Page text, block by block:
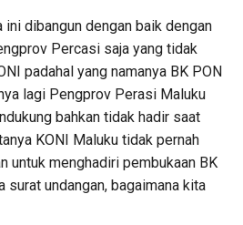
ini dibangun dengan baik dengan
Percasi saja yang tidak
padahal yang namanya BK PON
lagi Pengprov Perasi Maluku
bahkan tidak hadir saat
KONI Maluku tidak pernah
untuk menghadiri pembukaan BK
surat undangan, bagaimana kita